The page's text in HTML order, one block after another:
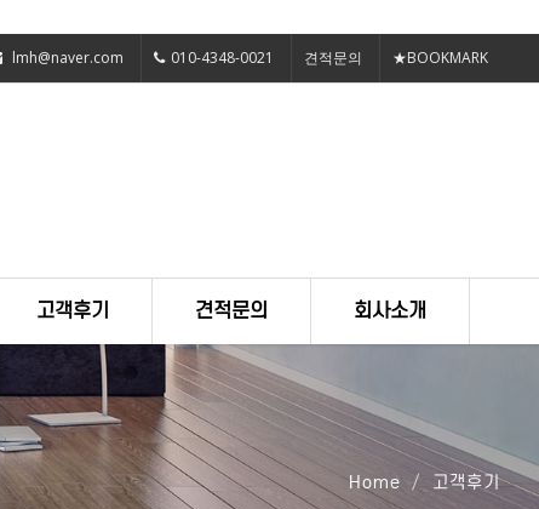
lmh@naver.com 010-4348-0021 견적문의 ★BOOKMARK
고객후기 견적문의 회사소개
Home 고객후기